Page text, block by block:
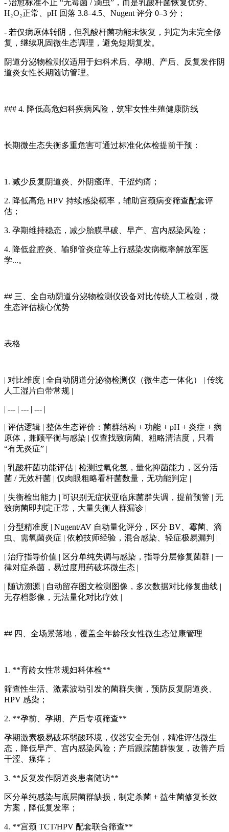
- 治愈标准不止 “无霉菌 / 滴虫”，而是乳酸杆菌恢复优势、
H₂O₂正常、pH 回落 3.8–4.5、Nugent 评分 0–3 分；
- 若仅病原体转阴，但乳酸杆菌功能未恢复，判定为未完全修
复，继续巩固微生态调理，避免短期复发。
阴道分泌物检测仪适用于妇科术后、孕期、产后、反复发作阴
道炎女性长期随访管理。
### 4. 降低高危妇科疾病风险，筑牢女性生殖健康防线
长期微生态失衡多重危害可通过标准化体检提前干预：
1. 减少反复阴道炎、外阴瘙痒、干涩灼痛；
2. 降低高危 HPV 持续感染概率，辅助宫颈病变筛查配套评
估；
3. 孕期维持稳态，减少胎膜早破、早产、宫内感染风险；
4. 降低盆腔炎、输卵管炎症等上行感染发病概率解放军医
学...。
## 三、全自动阴道分泌物检测仪设备对比传统人工检测，微
生态评估核心优势
表格
| 对比维度 | 全自动阴道分泌物检测仪（微生态一体化） | 传统
人工湿片白带常规 |
| --- | --- | --- |
| 评估逻辑 | 整体生态评价：菌群结构 + 功能 + pH + 炎症 + 病
原体，兼顾平衡与感染 | 仅查找致病菌、粗略清洁度，只看
“有无炎症” |
| 乳酸杆菌功能评估 | 检测过氧化氢，量化抑菌能力，区分活
菌 / 无效杆菌 | 仅肉眼粗略看杆菌数量，无功能判定 |
| 失衡检出能力 | 可识别无症状亚临床菌群失调，提前预警 | 无
致病菌即判定正常，大量失衡人群漏诊 |
| 分型精准度 | Nugent/AV 自动量化评分，区分 BV、霉菌、滴
虫、需氧菌炎症 | 依赖技师经验，混合感染、轻症极易漏判 |
| 治疗指导价值 | 区分单纯失调与感染，指导分层修复菌群 | 一
律对症杀菌，易过度用药破坏微生态 |
| 随访溯源 | 自动留存图文检测图像，多次数据对比修复曲线 |
无存档影像，无法量化对比疗效 |
## 四、全场景落地，覆盖全年龄段女性微生态健康管理
1. **育龄女性常规妇科体检**
筛查性生活、激素波动引发的菌群失衡，预防反复阴道炎、
HPV 感染；
2. **孕前、孕期、产后专项筛查**
孕期激素极易破坏弱酸环境，仪器安全无创，精准评估微生
态，降低早产、宫内感染风险；产后跟踪菌群恢复，改善产后
干涩、瘙痒；
3. **反复发作阴道炎患者随访**
区分单纯感染与底层菌群缺损，制定杀菌 + 益生菌修复长效
方案，降低复发率；
4. **宫颈 TCT/HPV 配套联合筛查**